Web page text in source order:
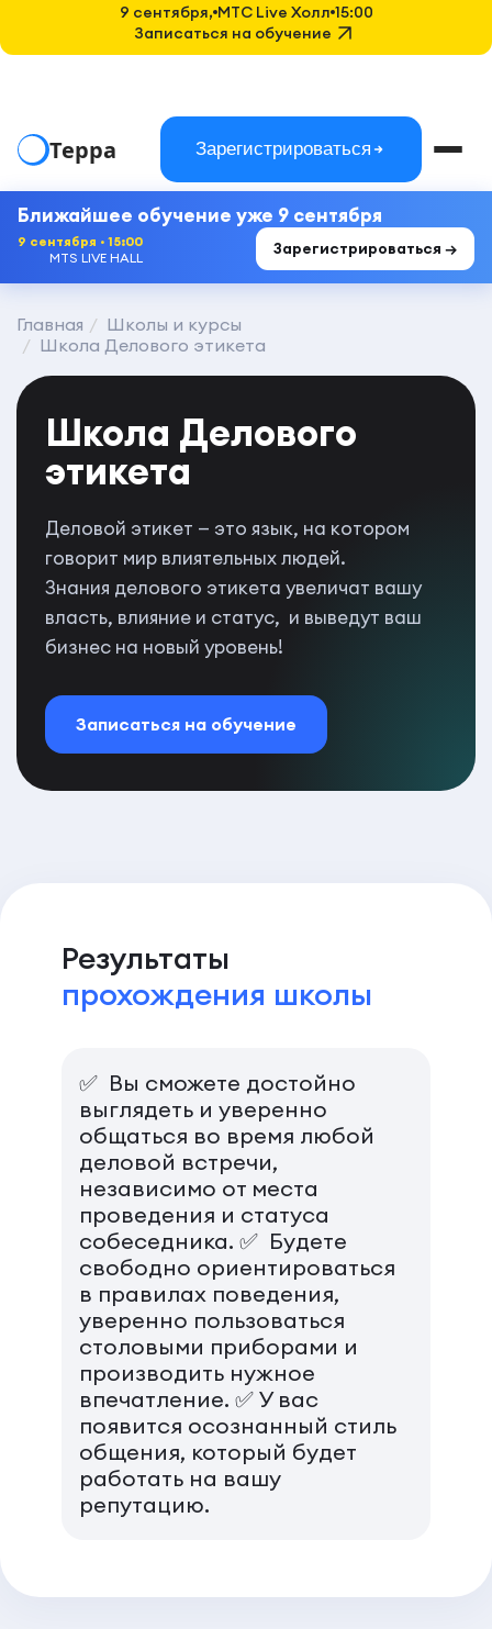
Терра Зарегистрироваться
Ближайшее обучение уже 9 сентября
9 сентября · 15:00
MTS LIVE HALL
Зарегистрироваться →
Главная
Школы и курсы
Школа Делового этикета
Школа Делового
этикета
Деловой этикет — это язык, на котором
говорит мир влиятельных людей.
Знания делового этикета увеличат вашу
власть, влияние и статус, и выведут ваш
бизнес на новый уровень!
Записаться на обучение
Результаты
прохождения школы
✅️ Вы сможете достойно
выглядеть и уверенно
общаться во время любой
деловой встречи,
независимо от места
проведения и статуса
собеседника. ✅️ Будете
свободно ориентироваться
в правилах поведения,
уверенно пользоваться
столовыми приборами и
производить нужное
впечатление. ✅️ У вас
появится осознанный стиль
общения, который будет
работать на вашу
репутацию.
9 сентября, MTC Live Холл 15:00
Записаться на обучение